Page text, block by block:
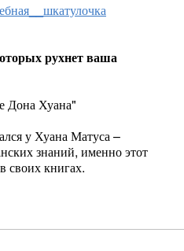
рухнет ваша
Дона Хуана"
у Хуана Матуса –
знаний, именно этот
своих книгах.